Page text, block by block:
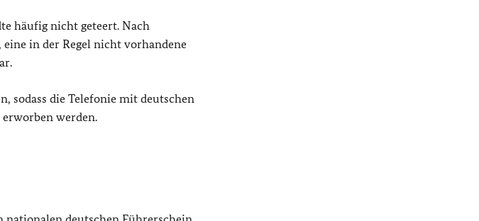
häufig nicht geteert. Nach
in der Regel nicht vorhandene
sodass die Telefonie mit deutschen
werden.